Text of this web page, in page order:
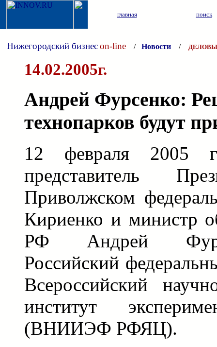
главная поиск
Нижегородский бизнесon-line / Новости /
14.02.2005г.
Андрей Фурсенко:
технопарков будут
12 февраля 2005
представитель
Приволжском
Кириенко и министр
РФ Андрей
Российский
Всероссийский
институт
(ВНИИЭФ РФЯЦ).